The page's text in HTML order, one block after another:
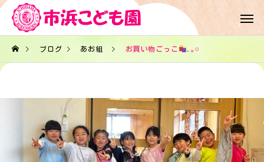
ブログ あお組 お買い物ごっこ .｡𓏸